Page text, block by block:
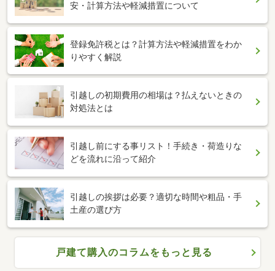
安・計算方法や軽減措置について
登録免許税とは？計算方法や軽減措置をわか
りやすく解説
引越しの初期費用の相場は？払えないときの
対処法とは
引越し前にする事リスト！手続き・荷造りな
どを流れに沿って紹介
引越しの挨拶は必要？適切な時間や粗品・手
土産の選び方
戸建て購入のコラムをもっと見る